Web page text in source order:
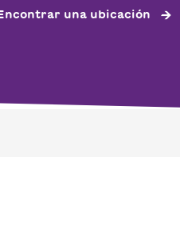
una ubicación